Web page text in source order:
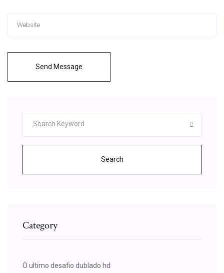
Send Message
Search
Category
O ultimo desafio dublado hd